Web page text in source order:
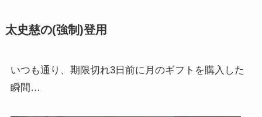
太史慈の(強制)登用
いつも通り、期限切れ3日前に月のギフトを購入した
瞬間…